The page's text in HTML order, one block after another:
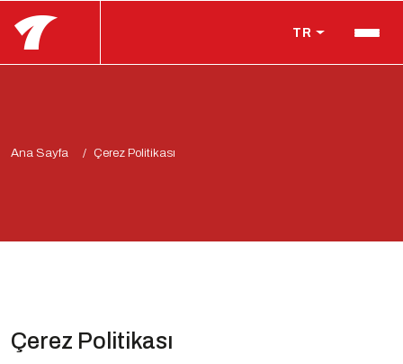
TR
Ana Sayfa Çerez Politikası
Çerez Politikası